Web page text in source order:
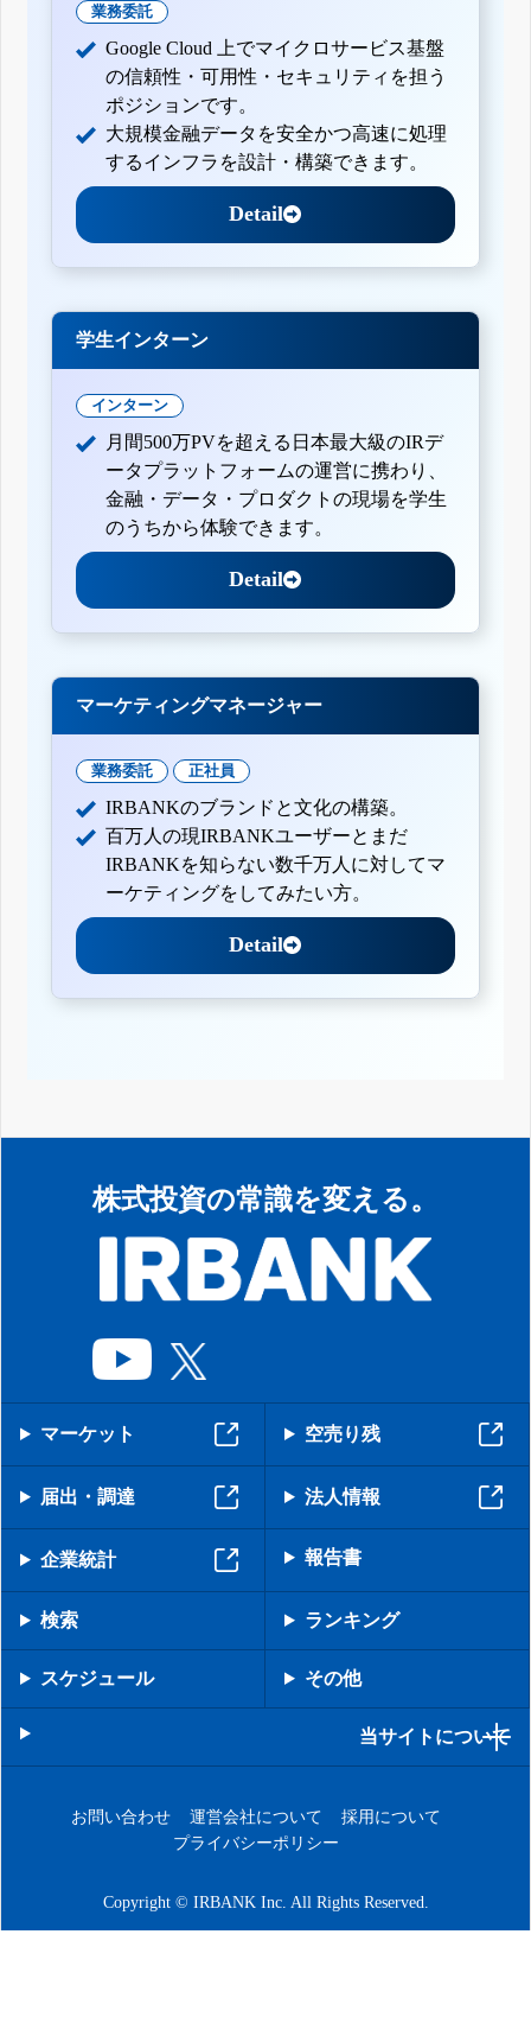
業務委託
Google Cloud 上でマイクロサービス基盤
の信頼性・可用性・セキュリティを担う
ポジションです。
大規模金融データを安全かつ高速に処理
するインフラを設計・構築できます。
Detail
学生インターン
インターン
月間500万PVを超える日本最大級のIRデ
ータプラットフォームの運営に携わり、
金融・データ・プロダクトの現場を学生
のうちから体験できます。
Detail
マーケティングマネージャー
業務委託 正社員
IRBANKのブランドと文化の構築。
百万人の現IRBANKユーザーとまだ
IRBANKを知らない数千万人に対してマ
ーケティングをしてみたい方。
Detail
株式投資の常識を変える。
マーケット 空売り残
届出・調達 法人情報
企業統計 報告書
検索 ランキング
スケジュール その他
当サイトについて
お問い合わせ 運営会社について
採用について
プライバシーポリシー
Copyright © IRBANK Inc. All Rights Reserved.